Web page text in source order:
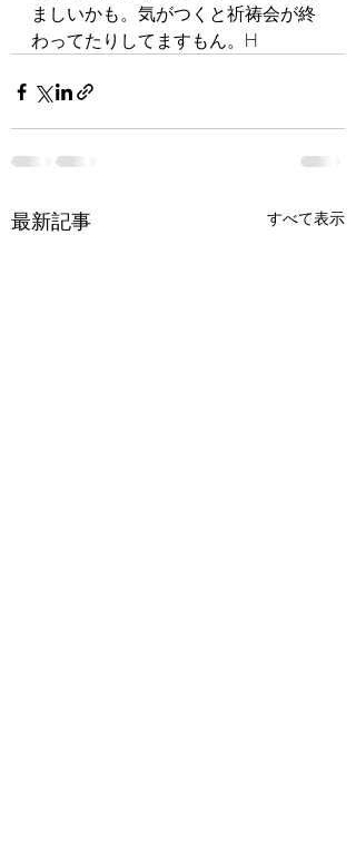
ましいかも。気がつくと祈祷会が終
わってたりしてますもん。H
最新記事 すべて表示